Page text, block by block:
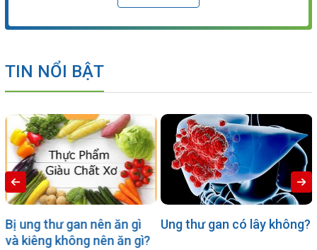
TIN NỔI BẬT
Ung thư gan có lây không? “Hợp chất Fucoidan”, Giải